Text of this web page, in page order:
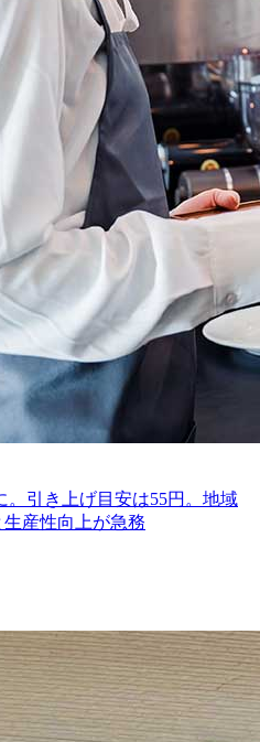
。引き上げ目安は55円。地域
産性向上が急務